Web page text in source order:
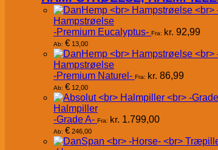
Hampstrøelse
-Premium Eucalyptus- Fra: kr. 92,99
Ab: € 13,00
Hampstrøelse
-Premium Naturel- Fra: kr. 86,99
Ab: € 12,00
Halmpiller
-Grade A- Fra: kr. 1.799,00
Ab: € 246,00